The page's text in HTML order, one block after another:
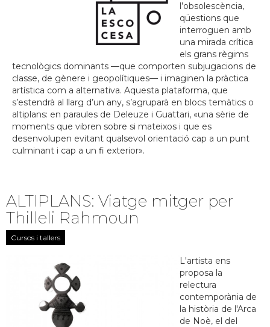
l’obsolescència,
qüestions que
interroguen amb
una mirada crítica
els grans règims
tecnològics dominants —que comporten subjugacions de
classe, de gènere i geopolítiques— i imaginen la pràctica
artística com a alternativa. Aquesta plataforma, que
s’estendrà al llarg d’un any, s’agruparà en blocs temàtics o
altiplans: en paraules de Deleuze i Guattari, «una sèrie de
moments que vibren sobre si mateixos i que es
desenvolupen evitant qualsevol orientació cap a un punt
culminant i cap a un fi exterior».
ALTIPLANS: Viatge mitger per
Thilleli Rahmoun
Cursos i tallers
L'artista ens
proposa la
relectura
contemporània de
la història de l'Arca
de Noè, el del